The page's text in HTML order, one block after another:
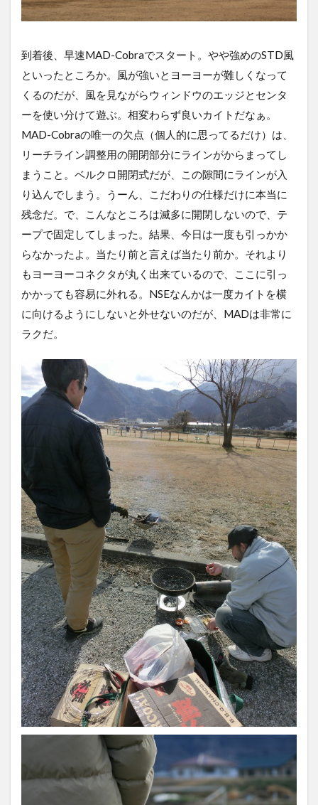
到着後、早速MAD-Cobraでスタート。やや強めのSTD風
といったところか。風が強いとヨーヨーが難しくなって
くるのだが、風を見ながらウィンドウのエッジとセンタ
ーを使い分けて遊ぶ。相変わらず良いカイトだなぁ。
MAD-Cobraの唯一の欠点（個人的に思ってるだけ）は、
リーチライン調整用の開閉部分にラインがからまってし
まうこと。ベルクロ開閉式だが、この隙間にラインが入
り込んでしまう。うーん、こだわりの仕様だけに本当に
残念だ。で、こんなところは滅多に開閉しないので、テ
ープで固定してしまった。結果、今日は一度も引っかか
らなかったよ。当たり前と言えば当たり前か。それより
もヨーヨーコネクタが丸く出来ているので、ここに引っ
かかっても容易に外れる。NSEなんかは一度カイトを横
に向けるようにしないと外せないのだが、MADは非常に
ラクだ。